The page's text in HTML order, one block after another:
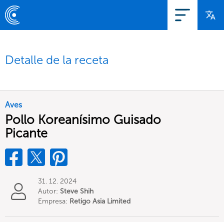
Detalle de la receta
Aves
Pollo Koreanísimo Guisado
Picante
31. 12. 2024
Autor: Steve Shih
Empresa: Retigo Asia Limited